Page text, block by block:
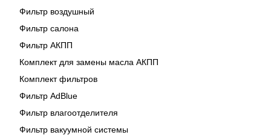
Фильтр воздушный
Фильтр салона
Фильтр АКПП
Комплект для замены масла АКПП
Комплект фильтров
Фильтр AdBlue
Фильтр влагоотделителя
Фильтр вакуумной системы